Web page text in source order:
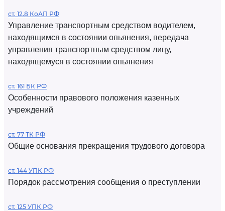
ст. 12.8 КоАП РФ
Управление транспортным средством водителем,
находящимся в состоянии опьянения, передача
управления транспортным средством лицу,
находящемуся в состоянии опьянения
ст. 161 БК РФ
Особенности правового положения казенных
учреждений
ст. 77 ТК РФ
Общие основания прекращения трудового договора
ст. 144 УПК РФ
Порядок рассмотрения сообщения о преступлении
ст. 125 УПК РФ